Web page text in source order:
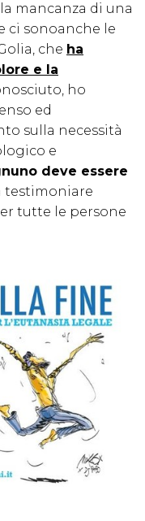
mancanza di una
ci sonoanche le
che ha
e la
ho
ed
sulla necessità
e
deve essere
testimoniare
tutte le persone